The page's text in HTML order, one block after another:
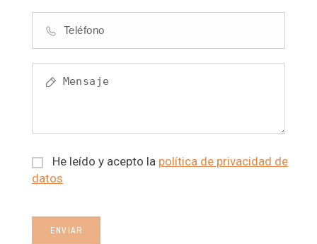
He leído y acepto la política de privacidad de
datos
ENVIAR